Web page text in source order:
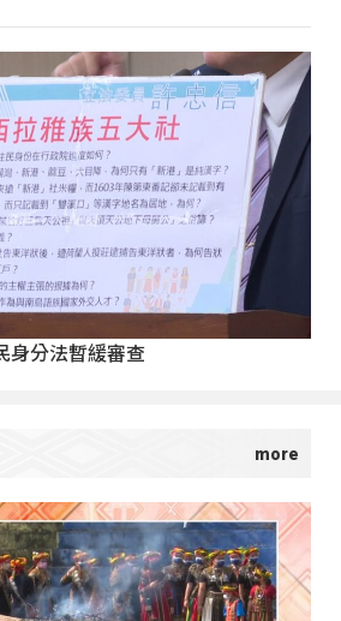
身分法暫緩審查